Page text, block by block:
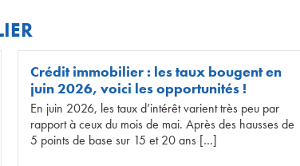
Crédit immobilier : les taux bougent en
juin 2026, voici les opportunités !
En juin 2026, les taux d’intérêt varient très peu par
rapport à ceux du mois de mai. Après des hausses de
5 points de base sur 15 et 20 ans […]